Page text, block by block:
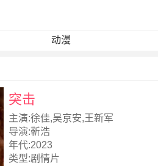
动漫
突击
主演:徐佳,吴京安,王新军
导演:靳浩
年代:2023
类型:剧情片